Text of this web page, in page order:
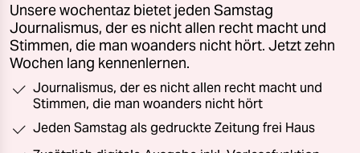
Unsere wochentaz bietet jeden Samstag
Journalismus, der es nicht allen recht macht und
Stimmen, die man woanders nicht hört. Jetzt zehn
Wochen lang kennenlernen.
Journalismus, der es nicht allen recht macht und
Stimmen, die man woanders nicht hört
Jeden Samstag als gedruckte Zeitung frei Haus